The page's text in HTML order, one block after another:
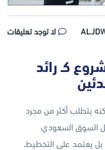
لا توجد تعليقات
كـ رائد
يتطلب أكثر من مجرد
السوق السعودي
بل يعتمد على التخطيط،